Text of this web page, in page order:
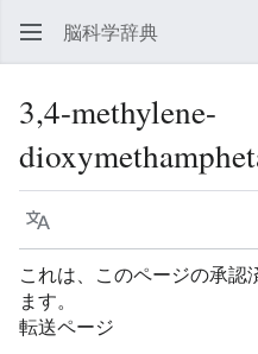
脳科学辞典
3,4-methylene-
言語
これは、このページの承認
ます。
転送ページ